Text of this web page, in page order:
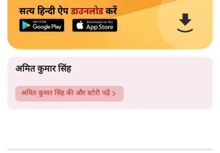
सत्य हिन्दी ऐपडाउनलोडकरें
अमित कुमार सिंह
अमित कुमार सिंहकी और स्टोरी पढ़ें